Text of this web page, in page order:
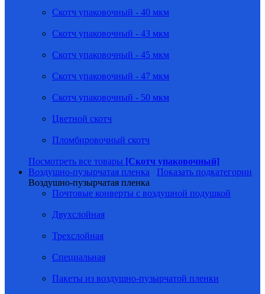
Скотч упаковочный - 40 мкм
Скотч упаковочный - 43 мкм
Скотч упаковочный - 45 мкм
Скотч упаковочный - 47 мкм
Скотч упаковочный - 50 мкм
Цветной скотч
Пломбировочный скотч
Посмотреть все товары [Скотч упаковочный]
Воздушно-пузырчатая пленка
Показать подкатегории
Воздушно-пузырчатая пленка
Почтовые конверты с воздушной подушкой
Двухслойная
Трехслойная
Специальная
Пакеты из воздушно-пузырчатой пленки